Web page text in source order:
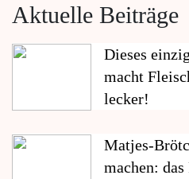
Aktuelle Beiträge
Dieses
macht
lecker!
Matjes-
machen: das